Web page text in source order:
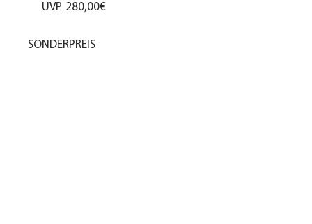
UVP 280,00€
SONDERPREIS